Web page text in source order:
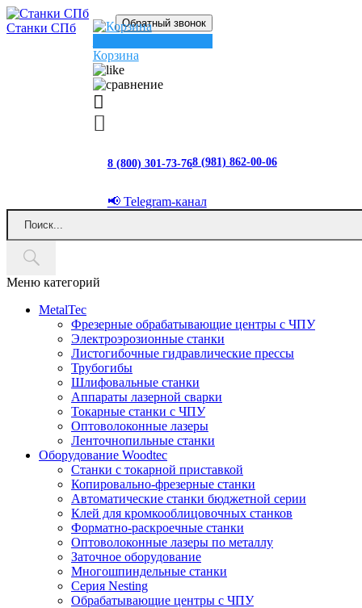
Станки СПб Обратный звонок
Корзина
8 (800) 301-73-768 (981) 862-00-06
📢 Telegram-канал
Меню категорий
MetalTec
Фрезерные обрабатывающие центры с ЧПУ
Электроэрозионные станки
Листогибочные гидравлические прессы
Трубогибы
Шлифовальные станки
Аппараты лазерной сварки
Токарные станки с ЧПУ
Оптоволоконные лазеры
Ленточнопильные станки
Оборудование Woodtec
Станки с токарной приставкой
Копировально-фрезерные станки
Автоматические станки бюджетной серии
Клей для кромкооблицовочных станков
Форматно-раскроечные станки
Оптоволоконные лазеры по металлу
Заточное оборудование
Многошпиндельные станки
Серия Nesting
Обрабатывающие центры с ЧПУ